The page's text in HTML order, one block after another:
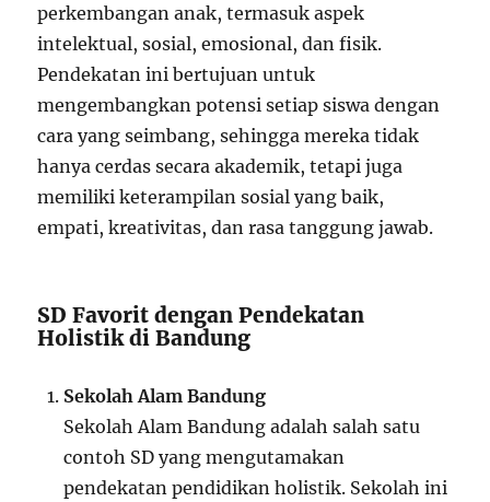
perkembangan anak, termasuk aspek
intelektual, sosial, emosional, dan fisik.
Pendekatan ini bertujuan untuk
mengembangkan potensi setiap siswa dengan
cara yang seimbang, sehingga mereka tidak
hanya cerdas secara akademik, tetapi juga
memiliki keterampilan sosial yang baik,
empati, kreativitas, dan rasa tanggung jawab.
SD Favorit dengan Pendekatan
Holistik di Bandung
Sekolah Alam Bandung
Sekolah Alam Bandung adalah salah satu
contoh SD yang mengutamakan
pendekatan pendidikan holistik. Sekolah ini